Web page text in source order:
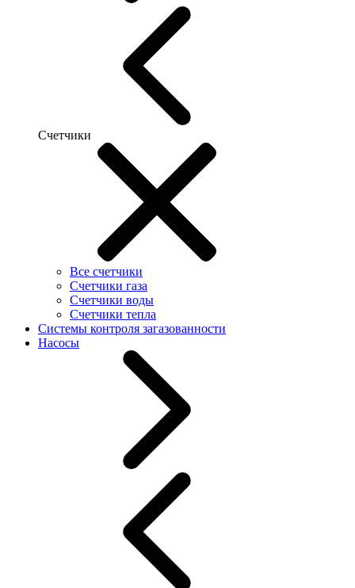
Счетчики
Все счетчики
Счетчики газа
Счетчики воды
Счетчики тепла
Системы контроля загазованности
Насосы